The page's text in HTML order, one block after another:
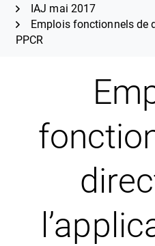
IAJ mai 2017
Emplois fonctionnels de
PPCR